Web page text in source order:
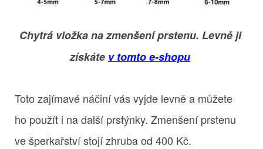
Chytrá vložka na zmenšení prstenu. Levně ji
získáte v tomto e-shopu
Toto zajímavé náčiní vás vyjde levně a můžete
ho použít i na další prstýnky. Zmenšení prstenu
ve šperkařství stojí zhruba od 400 Kč.